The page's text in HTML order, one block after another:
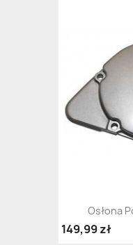
Osłona
149,99 zł